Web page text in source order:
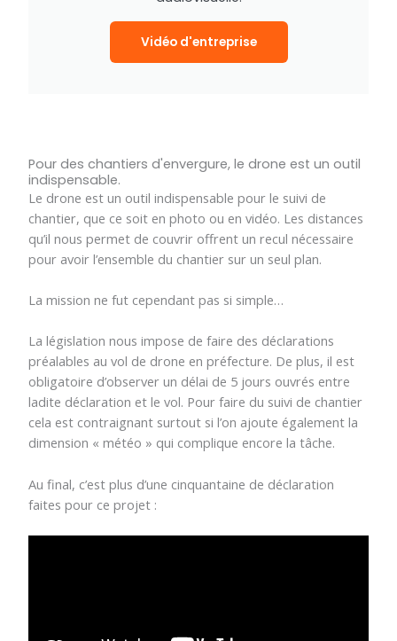
Vidéo d'entreprise
Pour des chantiers d'envergure, le drone est un outil
indispensable.
Le drone est un outil indispensable pour le suivi de
chantier, que ce soit en photo ou en vidéo. Les distances
qu’il nous permet de couvrir offrent un recul nécessaire
pour avoir l’ensemble du chantier sur un seul plan.
La mission ne fut cependant pas si simple…
La législation nous impose de faire des déclarations
préalables au vol de drone en préfecture. De plus, il est
obligatoire d’observer un délai de 5 jours ouvrés entre
ladite déclaration et le vol. Pour faire du suivi de chantier
cela est contraignant surtout si l’on ajoute également la
dimension « météo » qui complique encore la tâche.
Au final, c’est plus d’une cinquantaine de déclaration
faites pour ce projet :